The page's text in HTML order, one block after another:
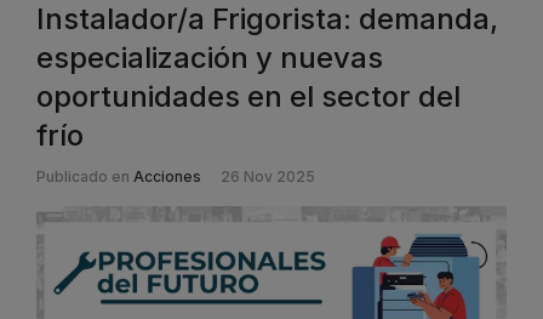
Instalador/a Frigorista: demanda,
especialización y nuevas
oportunidades en el sector del
frío
Publicado en Acciones 26 Nov 2025